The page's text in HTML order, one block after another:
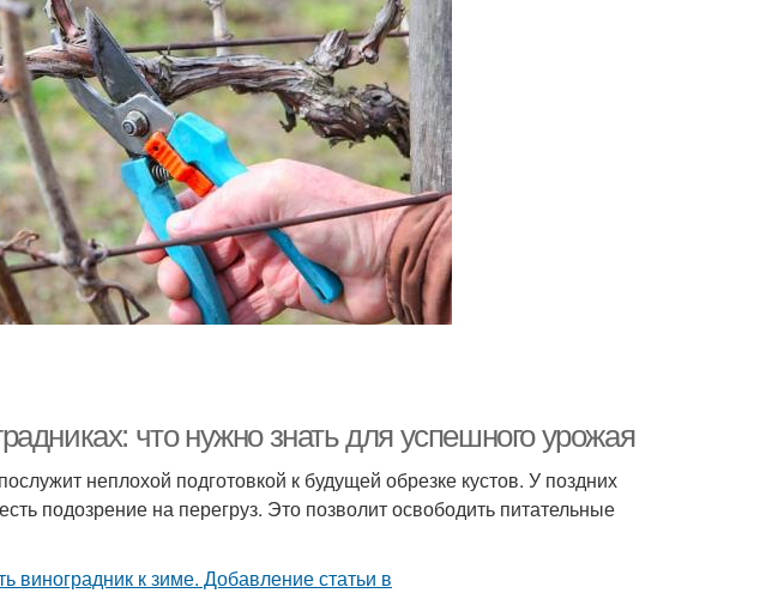
что нужно знать для успешного урожая
неплохой подготовкой к будущей обрезке кустов. У поздних
подозрение на перегруз. Это позволит освободить питательные